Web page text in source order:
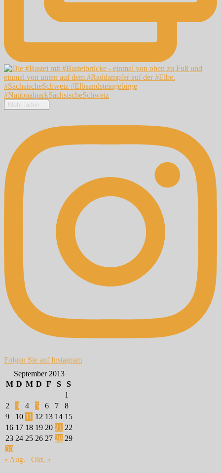
Mehr laden...
Folgen Sie auf Instagram
September 2013
M D M D F S
S
1
2
3 4 5 6 7
8
9
10 11 12 13 14 15
16 17 18 19 20 21 22
23 24 25 26 27 28 29
30
« Aug.
Okt. »